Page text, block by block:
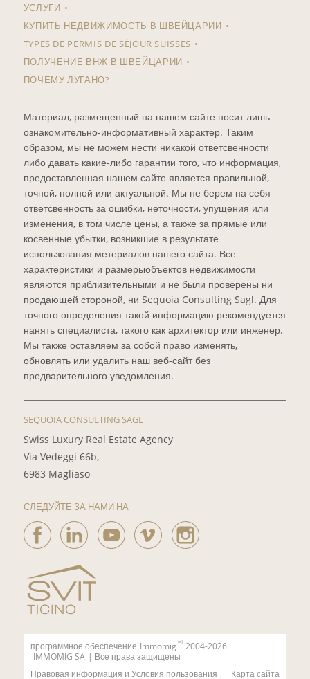
УСЛУГИ
КУПИТЬ НЕДВИЖИМОСТЬ В ШВЕЙЦАРИИ
TYPES DE PERMIS DE SÉJOUR SUISSES
ПОЛУЧЕНИЕ ВНЖ В ШВЕЙЦАРИИ
ПОЧЕМУ ЛУГАНО?
Материал, размещенный на нашем сайте носит лишь
ознакомительно-информативный характер. Таким
образом, мы не можем нести никакой ответсвенности
либо давать какие-либо гарантии того, что информация,
предоставленная нашем сайте является правильной,
точной, полной или актуальной. Мы не берем на себя
ответсвенность за ошибки, неточности, упущения или
изменения, в том числе цены, а также за прямые или
косвенные убытки, возникшие в результате
использования метериалов нашего сайта. Все
характеристики и размерыобъектов недвижимости
являются приблизительными и не были проверены ни
продающей стороной, ни Sequoia Consulting Sagl. Для
точного определения такой информацию рекомендуется
нанять специалиста, такого как архитектор или инженер.
Мы также оставляем за собой право изменять,
обновлять или удалить наш веб-сайт без
предварительного уведомления.
SEQUOIA CONSULTING SAGL
Swiss Luxury Real Estate Agency
Via Vedeggi 66b,
6983 Magliaso
СЛЕДУЙТЕ ЗА НАМИ НА
программное обеспечение Immomig ® 2004-2026
IMMOMIG SA | Все права защищены
Правовая информация и Условия пользования
Карта сайта